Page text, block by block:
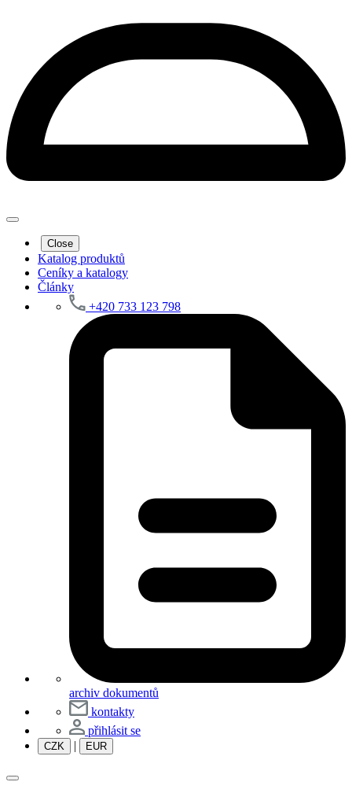
Close
Katalog produktů
Ceníky a katalogy
Články
+420 733 123 798
archiv dokumentů
kontakty
přihlásit se
CZK | EUR